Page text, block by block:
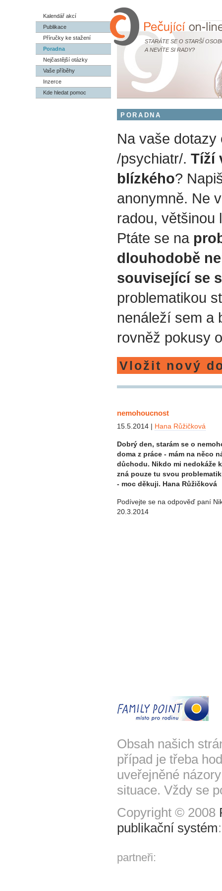
STARÁTE SE O STARŠÍ
A NEVÍTE SI RADY?
Kalendář akcí
Publikace
Příručky ke stažení
Poradna
Nejčastější otázky
Vaše příběhy
Inzerce
Kde hledat pomoc
PORADNA
Na vaše dotazy
/psychiatr/. Tíží
blízkého?
anonymně. Ne
radou, většinou
Ptáte se na
dlouhodobě
související se
problematikou
nenáleží sem a
rovněž pokusy
Vložit nový
nemohoucnost
15.5.2014 | Hana Růžičková
Dobrý den, starám se o
doma z práce - mám na něco
důchodu. Nikdo mi nedokáže
zná pouze tu svou
- moc děkuji. Hana Růžičková
Podívejte se na odpověď paní
20.3.2014
Obsah našich
případ je třeba
uveřejněné
situace. Vždy se
Copyright © 2008
publikační systém
partneři: